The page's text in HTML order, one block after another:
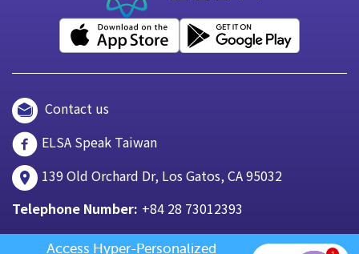
Contact us
ELSA Speak Taiwan
139 Old Orchard Dr, Los Gatos, CA 95032
Telephone Number: +84 28 73012393
Access Hyper-Personalized